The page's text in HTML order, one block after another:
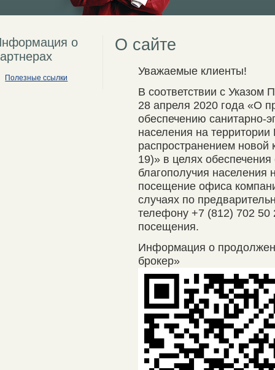
о
Полезные ссылки
О сайте
Уважаемые клиенты!
В соответствии с Указом
28 апреля 2020 года «О
обеспечению санитарно-
населения на
распространением новой
19)» в целях
благополучия населения
посещение офиса
случаях по
телефону +7 (812) 702 50
посещения.
Информация о
брокер»